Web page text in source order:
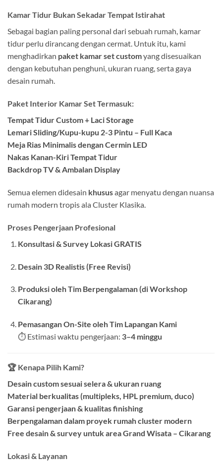
Kamar Tidur Bukan Sekadar Tempat Istirahat
Sebagai bagian paling personal dari sebuah rumah, kamar
tidur perlu dirancang dengan cermat. Untuk itu, kami
menghadirkan paket kamar set customyang disesuaikan
dengan kebutuhan penghuni, ukuran ruang, serta gaya
desain rumah.
Paket Interior Kamar Set Termasuk:
Tempat Tidur Custom + Laci Storage
Lemari Sliding/Kupu-kupu 2-3 Pintu – Full Kaca
Meja Rias Minimalis dengan Cermin LED
Nakas Kanan-Kiri Tempat Tidur
Backdrop TV & Ambalan Display
Semua elemen didesain khususagar menyatu dengan nuansa
rumah modern tropis ala Cluster Klasika.
Proses Pengerjaan Profesional
Konsultasi & Survey Lokasi GRATIS
Desain 3D Realistis (Free Revisi)
Produksi oleh Tim Berpengalaman (di Workshop
Cikarang)
Pemasangan On-Site oleh Tim Lapangan Kami
⏱ Estimasi waktu pengerjaan: 3–4 minggu
🏆 Kenapa Pilih Kami?
Desain custom sesuai selera & ukuran ruang
Material berkualitas (multipleks, HPL premium, duco)
Garansi pengerjaan & kualitas finishing
Berpengalaman dalam proyek rumah cluster modern
Free desain & survey untuk area Grand Wisata – Cikarang
Lokasi & Layanan